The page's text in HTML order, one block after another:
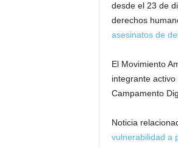
desde el 23 de
derechos
asesinatos de
El Movimiento
integrante
Campamento
Noticia
vulnerabilidad a